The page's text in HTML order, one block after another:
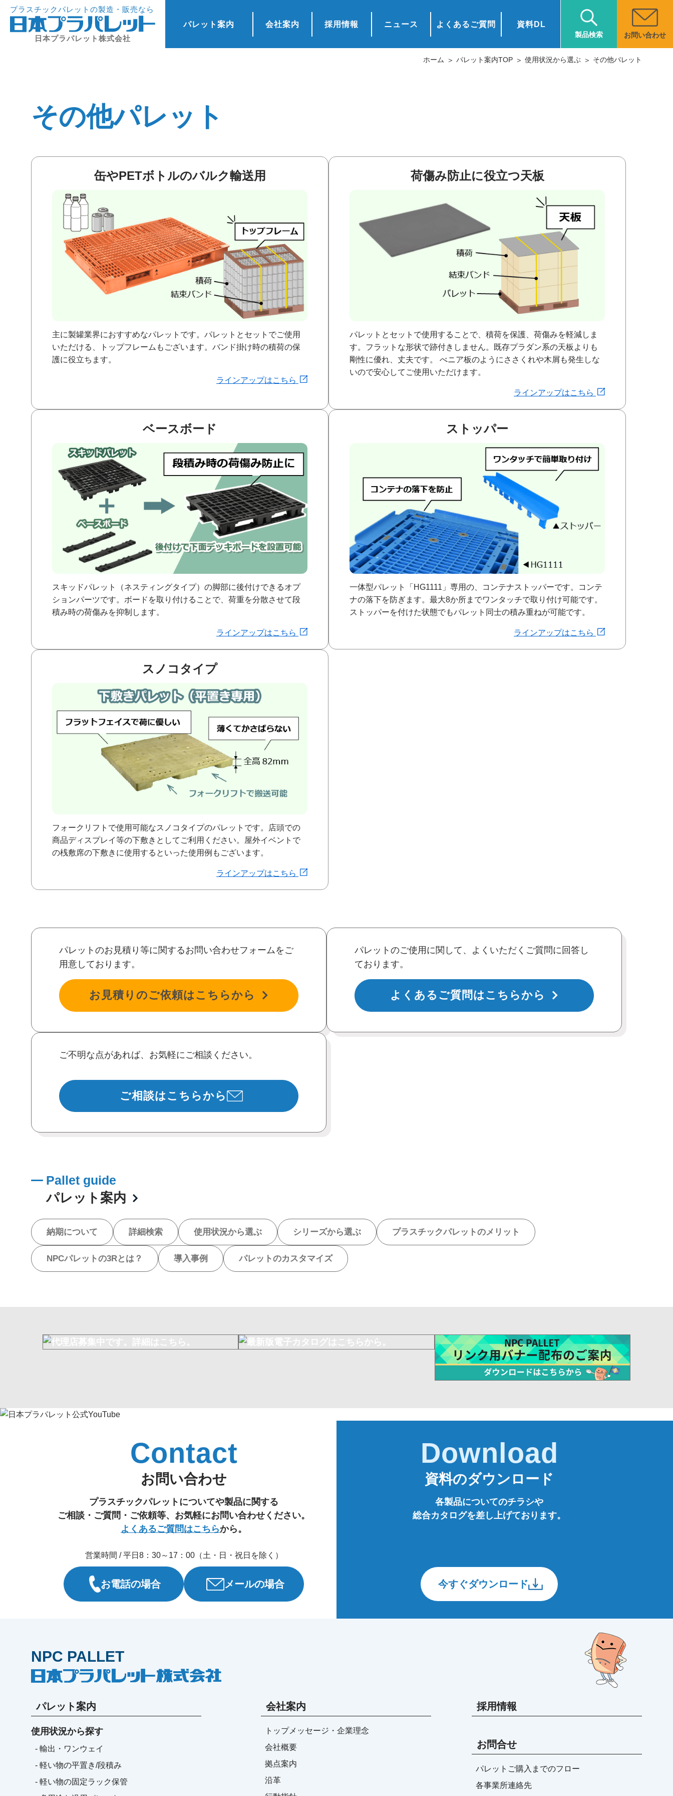
プラスチックパレットの製造・販売なら
日本プラパレット株式会社
パレット案内 会社案内 採用情報 ニュース よくあるご質問 資料DL
製品検索 お問い合わせ
ホーム パレット案内TOP 使用状況から選ぶ その他パレット
その他パレット
缶やPETボトルのバルク輸送用
主に製罐業界におすすめなパレットです。パレットとセットでご使用
いただける、トップフレームもございます。バンド掛け時の積荷の保
護に役立ちます。
ラインアップはこちら
荷傷み防止に役立つ天板
パレットとセットで使用することで、積荷を保護、荷傷みを軽減しま
す。フラットな形状で跡付きしません。既存プラダン系の天板よりも
剛性に優れ、丈夫です。 べニア板のようにささくれや木屑も発生しな
いので安心してご使用いただけます。
ラインアップはこちら
ベースボード
スキッドパレット（ネスティングタイプ）の脚部に後付けできるオプ
ションパーツです。ボードを取り付けることで、荷重を分散させて段
積み時の荷傷みを抑制します。
ラインアップはこちら
ストッパー
一体型パレット「HG1111」専用の、コンテナストッパーです。コンテ
ナの落下を防ぎます。最大8か所までワンタッチで取り付け可能です。
ストッパーを付けた状態でもパレット同士の積み重ねが可能です。
ラインアップはこちら
スノコタイプ
フォークリフトで使用可能なスノコタイプのパレットです。店頭での
商品ディスプレイ等の下敷きとしてご利用ください。屋外イベントで
の桟敷席の下敷きに使用するといった使用例もございます。
ラインアップはこちら
パレットのお見積り等に関するお問い合わせフォームをご
用意しております。
お見積りのご依頼はこちらから
パレットのご使用に関して、よくいただくご質問に回答し
ております。
よくあるご質問はこちらから
ご不明な点があれば、お気軽にご相談ください。
ご相談はこちらから
Pallet guide
パレット案内
納期について 詳細検索 使用状況から選ぶ シリーズから選ぶ プラスチックパレットのメリット
NPCパレットの3Rとは？ 導入事例 パレットのカスタマイズ
Contact
お問い合わせ
プラスチックパレットについてや製品に関する
ご相談・ご質問・ご依頼等、お気軽にお問い合わせください。
よくあるご質問はこちらから。
営業時間 / 平日8：30～17：00（土・日・祝日を除く）
お電話の場合 メールの場合
Download
資料のダウンロード
各製品についてのチラシや
総合カタログを差し上げております。
今すぐダウンロード
NPC PALLET
パレット案内
使用状況から探す
- 輸出・ワンウェイ
- 軽い物の平置き/段積み
- 軽い物の固定ラック保管
会社案内
トップメッセージ・企業理念
会社概要
拠点案内
沿革
採用情報
お問合せ
パレットご購入までのフロー
各事業所連絡先